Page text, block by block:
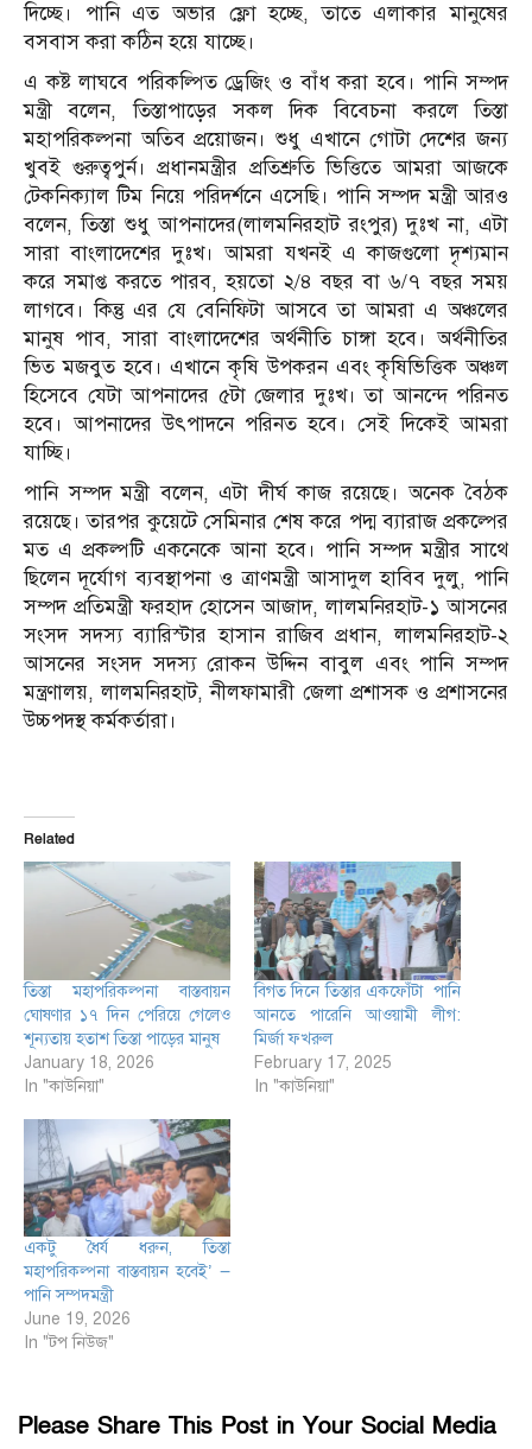
দিচ্ছে। পানি এত অভার ফ্লো হচ্ছে, তাতে এলাকার মানুষের
বসবাস করা কঠিন হয়ে যাচ্ছে।
এ কষ্ট লাঘবে পরিকল্পিত ড্রেজিং ও বাঁধ করা হবে। পানি সম্পদ
মন্ত্রী বলেন, তিস্তাপাড়ের সকল দিক বিবেচনা করলে তিস্তা
মহাপরিকল্পনা অতিব প্রয়োজন। শুধু এখানে গোটা দেশের জন্য
খুবই গুরুত্বপুর্ন। প্রধানমন্ত্রীর প্রতিশ্রুতি ভিত্তিতে আমরা আজকে
টেকনিক্যাল টিম নিয়ে পরিদর্শনে এসেছি। পানি সম্পদ মন্ত্রী আরও
বলেন, তিস্তা শুধু আপনাদের(লালমনিরহাট রংপুর) দুঃখ না, এটা
সারা বাংলাদেশের দুঃখ। আমরা যখনই এ কাজগুলো দৃশ্যমান
করে সমাপ্ত করতে পারব, হয়তো ২/৪ বছর বা ৬/৭ বছর সময়
লাগবে। কিন্তু এর যে বেনিফিটা আসবে তা আমরা এ অঞ্চলের
মানুষ পাব, সারা বাংলাদেশের অর্থনীতি চাঙ্গা হবে। অর্থনীতির
ভিত মজবুত হবে। এখানে কৃষি উপকরন এবং কৃষিভিত্তিক অঞ্চল
হিসেবে যেটা আপনাদের ৫টা জেলার দুঃখ। তা আনন্দে পরিনত
হবে। আপনাদের উৎপাদনে পরিনত হবে। সেই দিকেই আমরা
যাচ্ছি।
পানি সম্পদ মন্ত্রী বলেন, এটা দীর্ঘ কাজ রয়েছে। অনেক বৈঠক
রয়েছে। তারপর কুয়েটে সেমিনার শেষ করে পদ্ম ব্যারাজ প্রকল্পের
মত এ প্রকল্পটি একনেকে আনা হবে। পানি সম্পদ মন্ত্রীর সাথে
ছিলেন দূর্যোগ ব্যবস্থাপনা ও ত্রাণমন্ত্রী আসাদুল হাবিব দুলু, পানি
সম্পদ প্রতিমন্ত্রী ফরহাদ হোসেন আজাদ, লালমনিরহাট-১ আসনের
সংসদ সদস্য ব্যারিস্টার হাসান রাজিব প্রধান, লালমনিরহাট-২
আসনের সংসদ সদস্য রোকন উদ্দিন বাবুল এবং পানি সম্পদ
মন্ত্রণালয়, লালমনিরহাট, নীলফামারী জেলা প্রশাসক ও প্রশাসনের
উচ্চপদস্থ কর্মকর্তারা।
Related
তিস্তা মহাপরিকল্পনা বাস্তবায়ন
ঘোষণার ১৭ দিন পেরিয়ে গেলেও
শূন্যতায় হতাশ তিস্তা পাড়ের মানুষ
January 18, 2026
In "কাউনিয়া"
বিগত দিনে তিস্তার একফোঁটা পানি
আনতে পারেনি আওয়ামী লীগ:
মির্জা ফখরুল
February 17, 2025
In "কাউনিয়া"
একটু ধৈর্য ধরুন, তিস্তা
মহাপরিকল্পনা বাস্তবায়ন হবেই’ —
পানি সম্পদমন্ত্রী
June 19, 2026
In "টপ নিউজ"
Please Share This Post in Your Social Media